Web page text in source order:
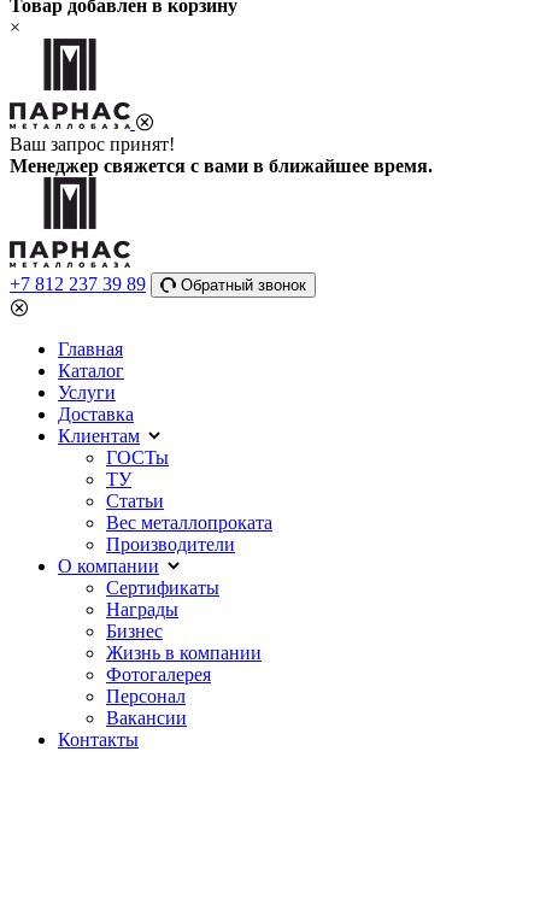
Товар добавлен в корзину
×
Ваш запрос принят!
Менеджер свяжется с вами в ближайшее время.
+7 812 237 39 89 Обратный звонок
Главная
Каталог
Услуги
Доставка
Клиентам
ГОСТы
ТУ
Статьи
Вес металлопроката
Производители
О компании
Сертификаты
Награды
Бизнес
Жизнь в компании
Фотогалерея
Персонал
Вакансии
Контакты